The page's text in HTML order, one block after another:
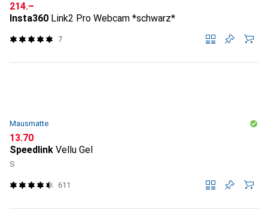
CHF
214.–
Insta360 Link2 Pro Webcam *schwarz*
7
Mausmatte
CHF
13.70
Speedlink Vellu Gel
S
611